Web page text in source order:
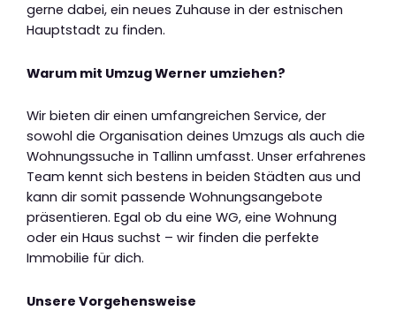
gerne dabei, ein neues Zuhause in der estnischen
Hauptstadt zu finden.
Warum mit Umzug Werner umziehen?
Wir bieten dir einen umfangreichen Service, der
sowohl die Organisation deines Umzugs als auch die
Wohnungssuche in Tallinn umfasst. Unser erfahrenes
Team kennt sich bestens in beiden Städten aus und
kann dir somit passende Wohnungsangebote
präsentieren. Egal ob du eine WG, eine Wohnung
oder ein Haus suchst – wir finden die perfekte
Immobilie für dich.
Unsere Vorgehensweise